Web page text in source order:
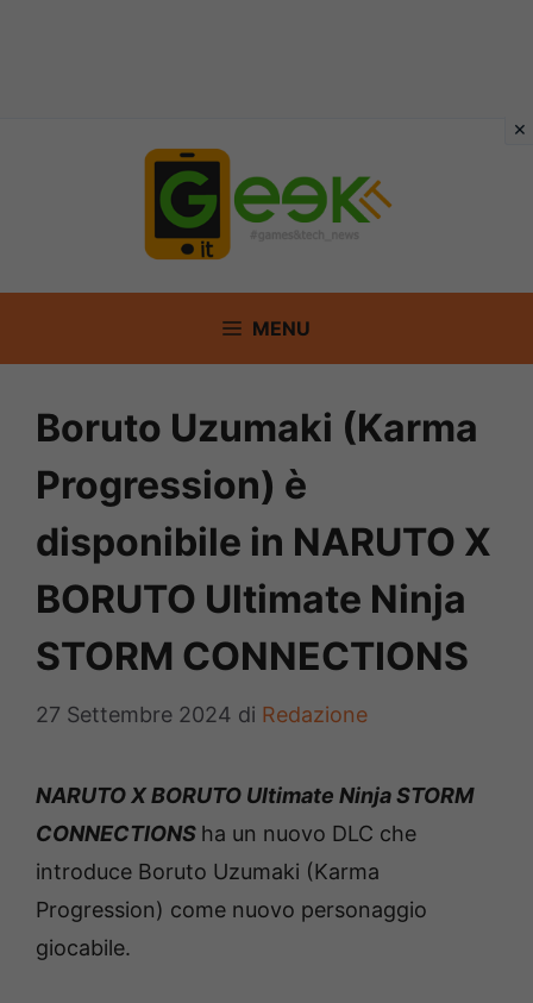
MENU
Boruto Uzumaki (Karma
Progression) è
disponibile in NARUTO X
BORUTO Ultimate Ninja
STORM CONNECTIONS
27 Settembre 2024 di Redazione
NARUTO X BORUTO Ultimate Ninja STORM
CONNECTIONS ha un nuovo DLC che
introduce Boruto Uzumaki (Karma
Progression) come nuovo personaggio
giocabile.